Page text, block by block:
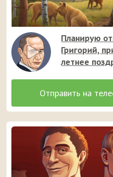
Планирую
Григорий,
летнее